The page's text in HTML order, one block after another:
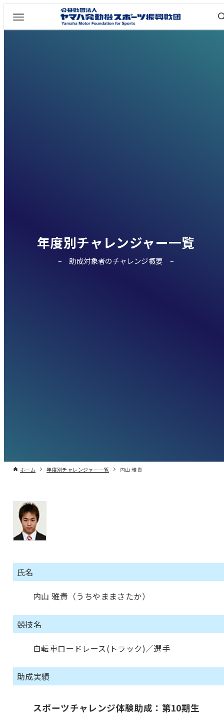
年度別チャレンジャー一覧
助成対象者のチャレンジ概要
ホーム 年度別チャレンジャー一覧 内山 雅貴
氏名
内山 雅貴（うちやままさたか）
競技名
自転車ロードレース(トラック)／選手
助成実績
スポーツチャレンジ体験助成：第10期生